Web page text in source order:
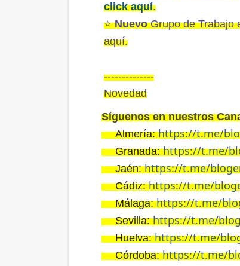
click aquí.
⭐️ NuevoGrupo de Trabajo
aquí.
--------------
Novedad
Síguenos en nuestros
👉🏼Almería:https://t.me/
👉🏼Granada:https://t.me/
👉🏼Jaén:https://t.me/
👉🏼Cádiz:https://t.me/
👉🏼Málaga:https://t.me/
👉🏼Sevilla:https://t.me/
👉🏼Huelva:https://t.me/
👉🏼Córdoba:https://t.me/